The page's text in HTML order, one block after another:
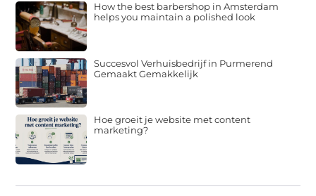
How the best barbershop in Amsterdam
helps you maintain a polished look
Succesvol Verhuisbedrijf in Purmerend
Gemaakt Gemakkelijk
Hoe groeit je website met content
marketing?